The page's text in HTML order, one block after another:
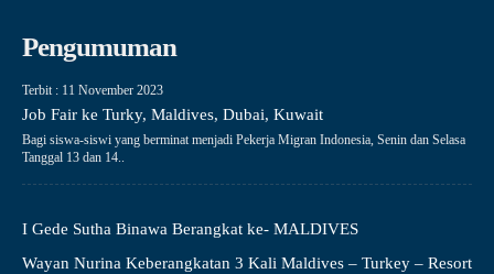
Pengumuman
Terbit : 11 November 2023
Job Fair ke Turky, Maldives, Dubai, Kuwait
Bagi siswa-siswi yang berminat menjadi Pekerja Migran Indonesia, Senin dan Selasa
Tanggal 13 dan 14..
I Gede Sutha Binawa Berangkat ke- MALDIVES
Wayan Nurina Keberangkatan 3 Kali Maldives – Turkey – Resort